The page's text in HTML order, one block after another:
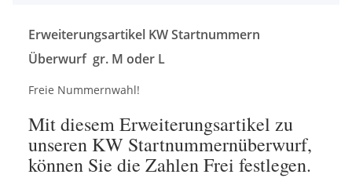
Erweiterungsartikel KW Startnummern
Überwurf gr. M oder L
Freie Nummernwahl!
Mit diesem Erweiterungsartikel zu
unseren KW Startnummernüberwurf,
können Sie die Zahlen Frei festlegen.